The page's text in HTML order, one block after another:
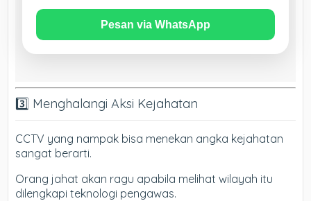
Pesan via WhatsApp
3️⃣ Menghalangi Aksi Kejahatan
CCTV yang nampak bisa menekan angka kejahatan
sangat berarti.
Orang jahat akan ragu apabila melihat wilayah itu
dilengkapi teknologi pengawas.